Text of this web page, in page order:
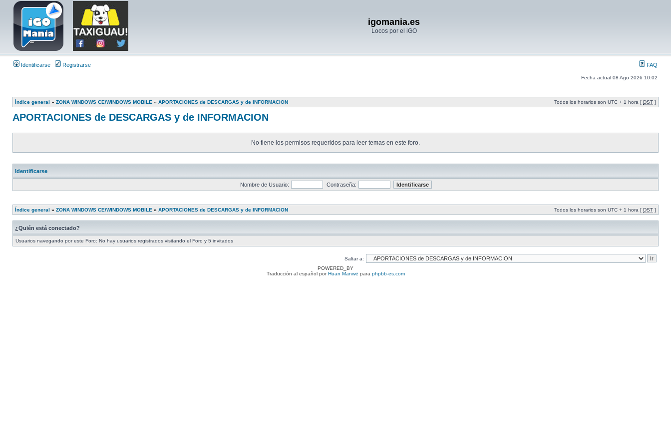
igomania.es
Locos por el iGO
Identificarse Registrarse FAQ
Fecha actual 08 Ago 2026 10:02
Índice general » ZONA WINDOWS CE/WINDOWS MOBILE » APORTACIONES de DESCARGAS y de INFORMACION Todos los horarios son UTC + 1 hora [ DST ]
APORTACIONES de DESCARGAS y de INFORMACION
No tiene los permisos requeridos para leer temas en este foro.
Identificarse
Nombre de Usuario: Contraseña:
Índice general » ZONA WINDOWS CE/WINDOWS MOBILE » APORTACIONES de DESCARGAS y de INFORMACION Todos los horarios son UTC + 1 hora [ DST ]
¿Quién está conectado?
Usuarios navegando por este Foro: No hay usuarios registrados visitando el Foro y 5 invitados
Saltar a:
POWERED_BY
Traducción al español porHuan Manwë para phpbb-es.com